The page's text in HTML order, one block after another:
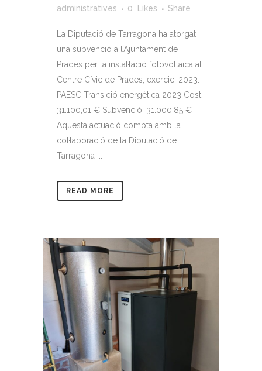
administratives
0 Likes Share
La Diputació de Tarragona ha atorgat
una subvenció a l’Ajuntament de
Prades per la instal·lació fotovoltaica al
Centre Cívic de Prades, exercici 2023.
PAESC Transició energètica 2023 Cost:
31.100,01 € Subvenció: 31.000,85 €
Aquesta actuació compta amb la
col·laboració de la Diputació de
Tarragona ...
READ MORE